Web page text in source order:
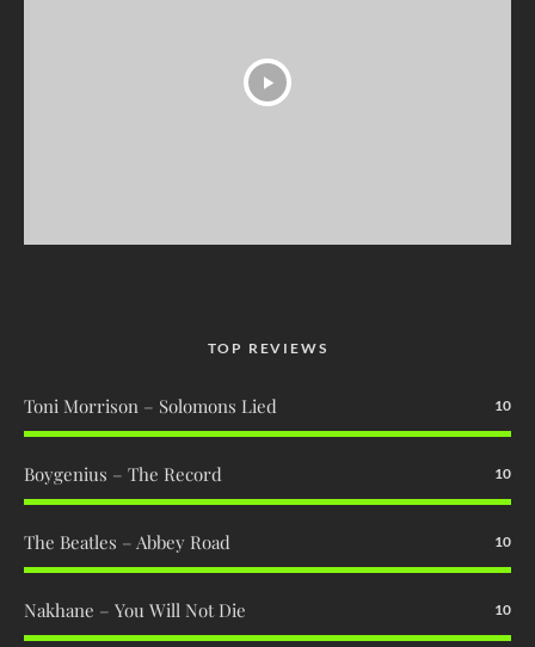
TOP REVIEWS
Toni Morrison – Solomons Lied 10
Boygenius – The Record 10
The Beatles – Abbey Road 10
Nakhane – You Will Not Die 10